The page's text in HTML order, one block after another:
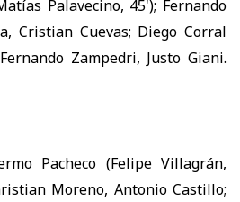
Palavecino, 45'); Fernando
Cristian Cuevas; Diego Corral
Zampedri, Justo Giani.
Pacheco (Felipe Villagrán,
Moreno, Antonio Castillo;